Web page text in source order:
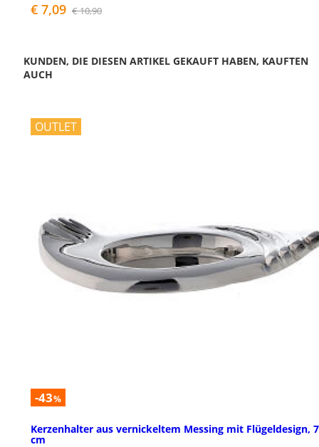
€ 7,09 € 10,90
KUNDEN, DIE DIESEN ARTIKEL GEKAUFT HABEN, KAUFTEN
AUCH
OUTLET
-43%
Kerzenhalter aus vernickeltem Messing mit Flügeldesign,
cm